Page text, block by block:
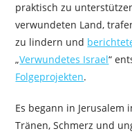
praktisch zu
verwundeten Land,
zu lindern und
„Verwundetes Israel“
Folgeprojekten.
Es begann in Jerusalem
Tränen, Schmerz und